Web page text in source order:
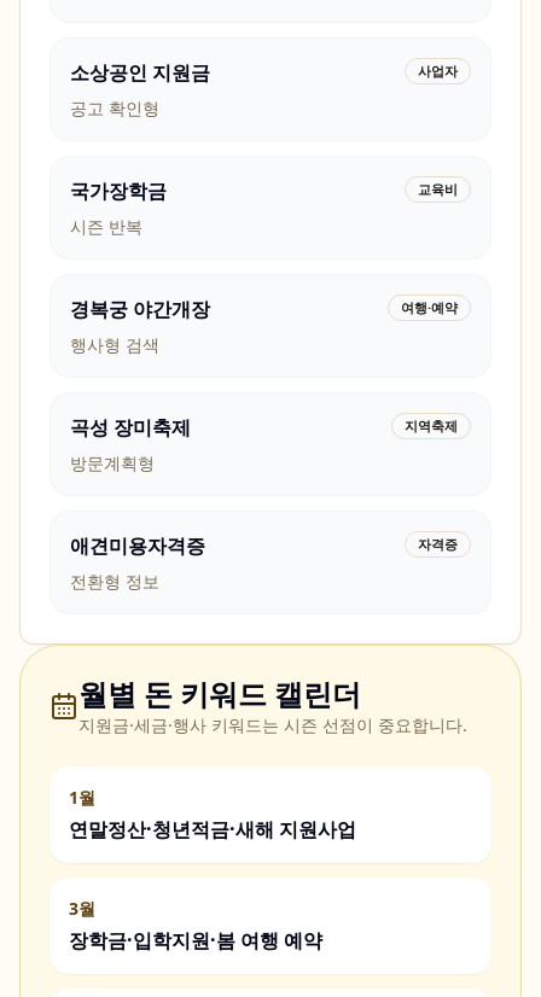
소상공인 지원금 사업자
공고 확인형
국가장학금 교육비
시즌 반복
경복궁 야간개장 여행·예약
행사형 검색
곡성 장미축제 지역축제
방문계획형
애견미용자격증 자격증
전환형 정보
월별 돈 키워드 캘린더
지원금·세금·행사 키워드는 시즌 선점이 중요합니다.
1월
연말정산·청년적금·새해 지원사업
3월
장학금·입학지원·봄 여행 예약